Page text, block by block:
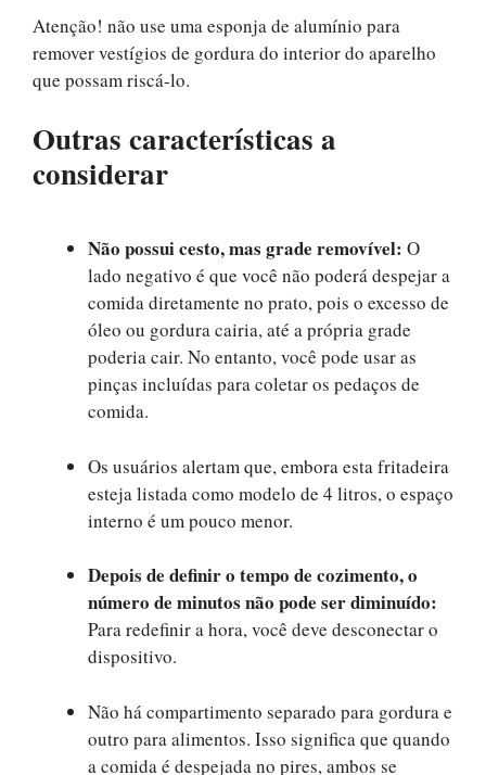
Atenção! não use uma esponja de alumínio para
remover vestígios de gordura do interior do aparelho
que possam riscá-lo.
Outras características a
considerar
Não possui cesto, mas grade removível: O
lado negativo é que você não poderá despejar a
comida diretamente no prato, pois o excesso de
óleo ou gordura cairia, até a própria grade
poderia cair. No entanto, você pode usar as
pinças incluídas para coletar os pedaços de
comida.
Os usuários alertam que, embora esta fritadeira
esteja listada como modelo de 4 litros, o espaço
interno é um pouco menor.
Depois de definir o tempo de cozimento, o
número de minutos não pode ser diminuído:
Para redefinir a hora, você deve desconectar o
dispositivo.
Não há compartimento separado para gordura e
outro para alimentos. Isso significa que quando
a comida é despejada no pires, ambos se